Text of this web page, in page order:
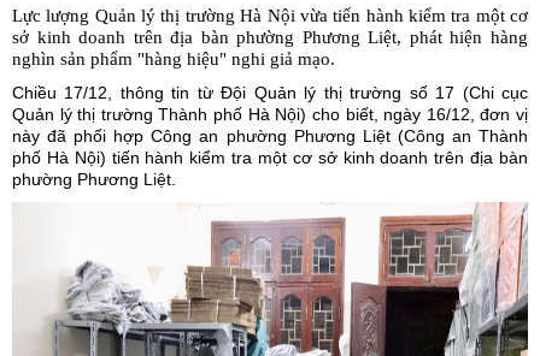
Lực lượng Quản lý thị trường Hà Nội vừa tiến hành kiểm tra một cơ
sở kinh doanh trên địa bàn phường Phương Liệt, phát hiện hàng
nghìn sản phẩm "hàng hiệu" nghi giả mạo.
Chiều 17/12, thông tin từ Đội Quản lý thị trường số 17 (Chi cục
Quản lý thị trường Thành phố Hà Nội) cho biết, ngày 16/12, đơn vị
này đã phối hợp Công an phường Phương Liệt (Công an Thành
phố Hà Nội) tiến hành kiểm tra một cơ sở kinh doanh trên địa bàn
phường Phương Liệt.